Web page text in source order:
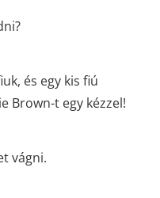
és egy kis fiú
Brown-t egy kézzel!
vágni.